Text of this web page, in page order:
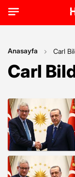
Anasayfa Carl
Carl